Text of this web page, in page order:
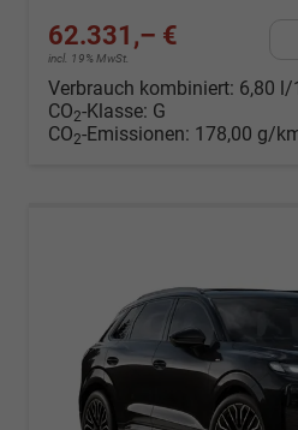
62.331,– €
incl. 19% MwSt.
Verbrauch kombiniert: 6,80 l/
CO2-Klasse: G
CO2-Emissionen: 178,00 g/